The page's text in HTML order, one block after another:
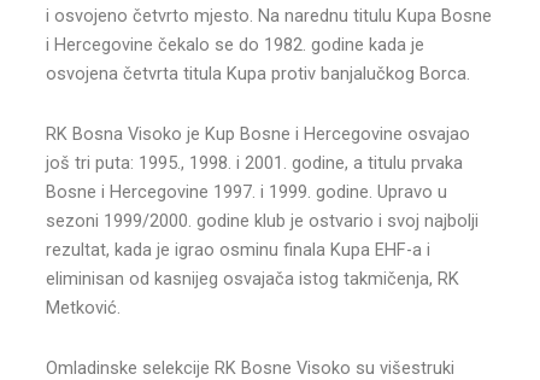
i osvojeno četvrto mjesto. Na narednu titulu Kupa Bosne
i Hercegovine čekalo se do 1982. godine kada je
osvojena četvrta titula Kupa protiv banjalučkog Borca.
RK Bosna Visoko je Kup Bosne i Hercegovine osvajao
još tri puta: 1995., 1998. i 2001. godine, a titulu prvaka
Bosne i Hercegovine 1997. i 1999. godine. Upravo u
sezoni 1999/2000. godine klub je ostvario i svoj najbolji
rezultat, kada je igrao osminu finala Kupa EHF-a i
eliminisan od kasnijeg osvajača istog takmičenja, RK
Metković.
Omladinske selekcije RK Bosne Visoko su višestruki